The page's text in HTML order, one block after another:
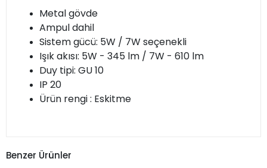
Metal gövde
Ampul dahil
Sistem gücü: 5W / 7W seçenekli
Işık akısı: 5W - 345 lm / 7W - 610 lm
Duy tipi: GU 10
IP 20
Ürün rengi : Eskitme
Benzer Ürünler